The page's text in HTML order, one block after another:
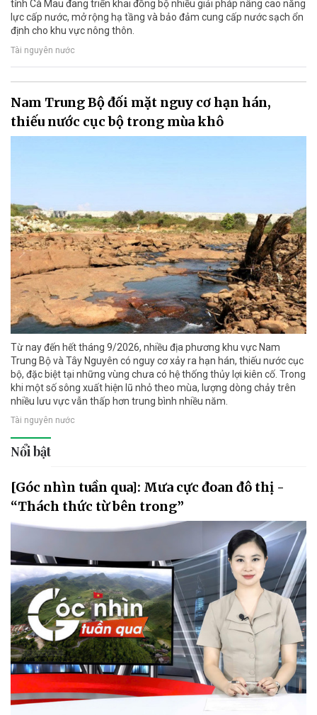
tỉnh Cà Mau đang triển khai đồng bộ nhiều giải pháp nâng cao năng
lực cấp nước, mở rộng hạ tầng và bảo đảm cung cấp nước sạch ổn
định cho khu vực nông thôn.
Tài nguyên nước
Nam Trung Bộ đối mặt nguy cơ hạn hán,
thiếu nước cục bộ trong mùa khô
Từ nay đến hết tháng 9/2026, nhiều địa phương khu vực Nam
Trung Bộ và Tây Nguyên có nguy cơ xảy ra hạn hán, thiếu nước cục
bộ, đặc biệt tại những vùng chưa có hệ thống thủy lợi kiên cố. Trong
khi một số sông xuất hiện lũ nhỏ theo mùa, lượng dòng chảy trên
nhiều lưu vực vẫn thấp hơn trung bình nhiều năm.
Tài nguyên nước
Nổi bật
[Góc nhìn tuần qua]: Mưa cực đoan đô thị -
“Thách thức từ bên trong”